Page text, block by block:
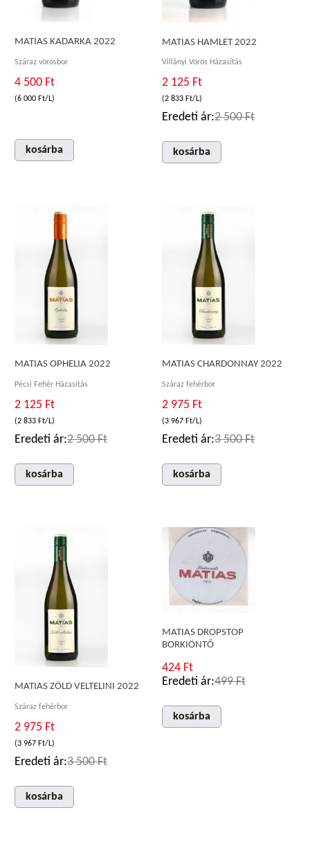
MATIAS KADARKA 2022
Száraz vörösbor
4 500 Ft
(6 000 Ft/L)
kosárba
MATIAS HAMLET 2022
Villányi Vörös Házasítás
2 125 Ft
(2 833 Ft/L)
Eredeti ár:2 500 Ft
kosárba
MATIAS OPHELIA 2022
Pécsi Fehér Házasítás
2 125 Ft
(2 833 Ft/L)
Eredeti ár:2 500 Ft
kosárba
MATIAS CHARDONNAY 2022
Száraz fehérbor
2 975 Ft
(3 967 Ft/L)
Eredeti ár:3 500 Ft
kosárba
MATIAS ZÖLD VELTELINI 2022
Száraz fehérbor
2 975 Ft
(3 967 Ft/L)
Eredeti ár:3 500 Ft
kosárba
MATIAS DROPSTOP
BORKIÖNTŐ
424 Ft
Eredeti ár:499 Ft
kosárba